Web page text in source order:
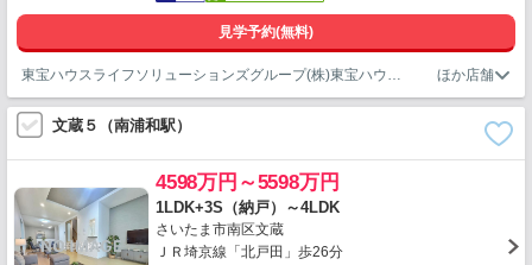
見学予約(無料)
東宝ハウスライフソリューションズグループ(株)東宝ハウス新都心5課
文蔵５（南浦和駅）
4598万円～5598万円
1LDK+3S（納戸）～4LDK
さいたま市南区文蔵
ＪＲ埼京線「北戸田」歩26分